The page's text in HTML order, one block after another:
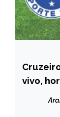
NOTÍCIAS
vivo,